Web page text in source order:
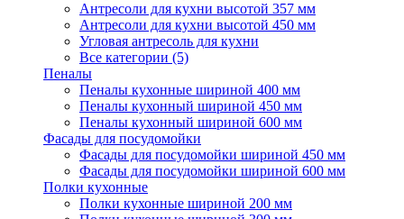
Антресоли для кухни высотой 357 мм
Антресоли для кухни высотой 450 мм
Угловая антресоль для кухни
Все категории (5)
Пеналы
Пеналы кухонные шириной 400 мм
Пеналы кухонный шириной 450 мм
Пеналы кухонный шириной 600 мм
Фасады для посудомойки
Фасады для посудомойки шириной 450 мм
Фасады для посудомойки шириной 600 мм
Полки кухонные
Полки кухонные шириной 200 мм